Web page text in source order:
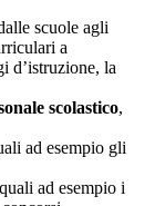
scuole agli
a
d’istruzione, la
scolastico,
ad esempio gli
ad esempio i